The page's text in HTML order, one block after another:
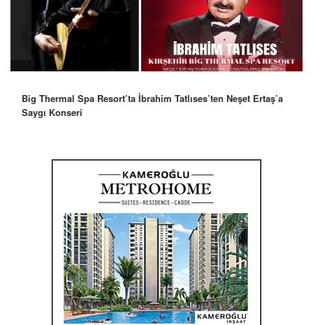
Big Thermal Spa Resort’ta İbrahim Tatlıses’ten Neşet Ertaş’a
Saygı Konseri
Robbie Williams’tan İstanbul’a Mesaj: “Unutulmaz Bir Gece
Olacak”